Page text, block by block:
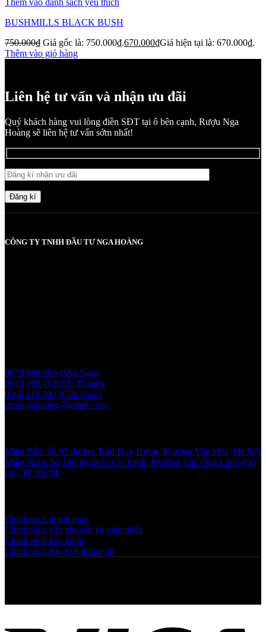
Thêm vào danh sách yêu thích
BUSHMILLS BLACK BUSH
750.000₫ Giá gốc là: 750.000₫.670.000₫Giá hiện tại là: 670.000₫.
Thêm vào giỏ hàng
Liên hệ tư vấn và nhận ưu đãi
Quý khách hàng vui lòng điền SĐT tại ô bên cạnh, Rượu Nga
Hoàng sẽ liên hệ tư vấn sớm nhất!
Đăng kí
CÔNG TY TNHH ĐẦU TƯ NGA HOÀNG
0979 688 689 (Mrs Nga)
0943 499 102 (Mr Thành)
0366 119 393 (Cửa hàng)
ruoungahoang@gmail.com
Miền Bắc: Số 93 đường Trần Duy Hưng, Phường Yên Hòa, Hà Nội
Miền Nam: Số 180 Nguyễn Cư Trinh, Phường Cầu Ông Lãnh (Q1
cũ), TP. HCM
Chính sách thanh toán
Chính sách vận chuyển và giao nhận
Chính sách bảo hành
Chính sách bảo mật thông tin